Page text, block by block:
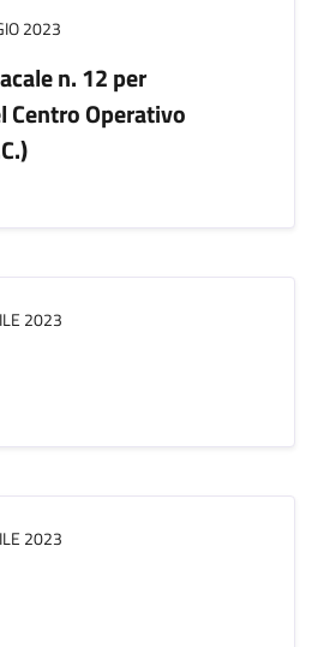
2023
n. 12 per
Centro Operativo
2023
2023